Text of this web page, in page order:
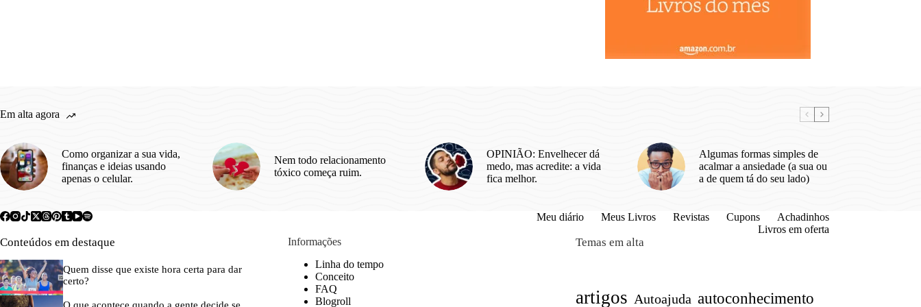
Em alta agora
Como organizar a sua vida,
finanças e ideias usando
apenas o celular.
Nem todo relacionamento
tóxico começa ruim.
OPINIÃO: Envelhecer dá
medo, mas acredite: a vida
fica melhor.
Algumas formas simples de
acalmar a ansiedade (a sua ou
a de quem tá do seu lado)
Meu diário Meus Livros Revistas Cupons
Achadinhos
Livros em oferta
Conteúdos em destaque
Quem disse que existe hora certa para dar
certo?
O que acontece quando a gente decide se
Informações
Linha do tempo
Conceito
FAQ
Blogroll
Temas em alta
artigos Autoajuda autoconhecimento